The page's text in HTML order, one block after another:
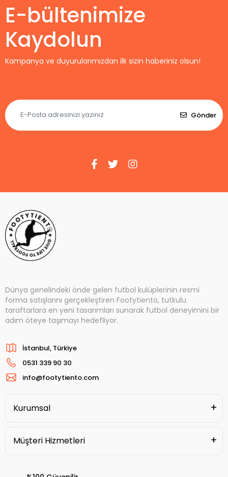
E-bültenimize
Kaydolun
Kampanya ve duyurularımızdan ilk sizin haberiniz olsun!
Gönder
Dünya genelindeki önde gelen futbol kulüplerinin resmi
forma satışlarını gerçekleştiren Footytiento, tutkulu
taraftarlara en yeni tasarımları sunarak futbol deneyimini bir
adım öteye taşımayı hedefliyor.
İstanbul, Türkiye
0531 339 90 30
info@footytiento.com
Kurumsal
Müşteri Hizmetleri